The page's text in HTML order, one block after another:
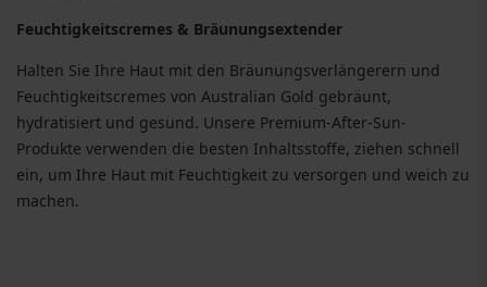
Feuchtigkeitscremes & Bräunungsextender
Halten Sie Ihre Haut mit den Bräunungsverlängerern und
Feuchtigkeitscremes von Australian Gold gebräunt,
hydratisiert und gesund. Unsere Premium-After-Sun-
Produkte verwenden die besten Inhaltsstoffe, ziehen schnell
ein, um Ihre Haut mit Feuchtigkeit zu versorgen und weich zu
machen.